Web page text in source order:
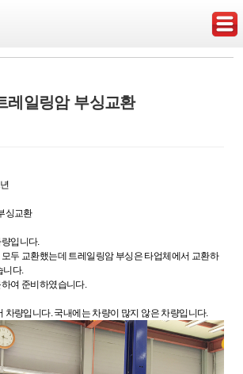
레일링암 부싱교환
싱교환
입니다.
두 교환했는데 트레일링암 부싱은 타업체에서 교환하
니다.
여 준비하였습니다.
차량입니다. 국내에는 차량이 많지 않은 차량입니다.
스케치북5
스케치북5